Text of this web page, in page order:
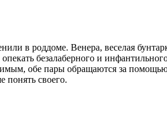
в роддоме. Венера, веселая
безалаберного и
обе пары обращаются за
понять своего.